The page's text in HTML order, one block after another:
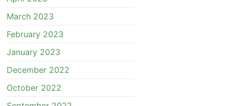
March 2023
February 2023
January 2023
December 2022
October 2022